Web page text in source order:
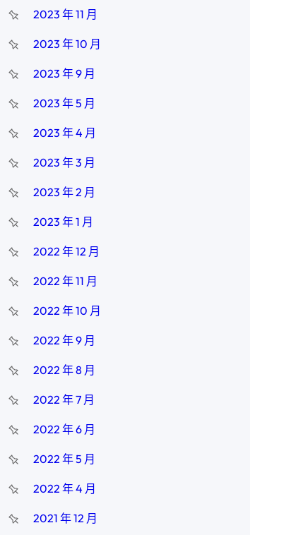
2023 年 11 月
2023 年 10 月
2023 年 9 月
2023 年 5 月
2023 年 4 月
2023 年 3 月
2023 年 2 月
2023 年 1 月
2022 年 12 月
2022 年 11 月
2022 年 10 月
2022 年 9 月
2022 年 8 月
2022 年 7 月
2022 年 6 月
2022 年 5 月
2022 年 4 月
2021 年 12 月